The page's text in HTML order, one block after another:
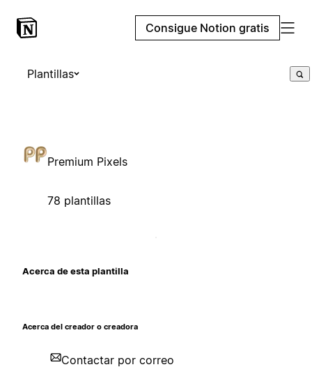
Consigue Notion gratis
Plantillas
Premium Pixels
78 plantillas
Acerca de esta plantilla
Acerca del creador o creadora
Contactar por correo